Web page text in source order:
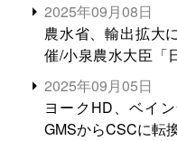
2025年09月08日
農水省、輸出拡大
催/小泉農水大臣「
る。米増産に向け
2025年09月05日
ヨークHD、ベイ
GMSからCSCに転